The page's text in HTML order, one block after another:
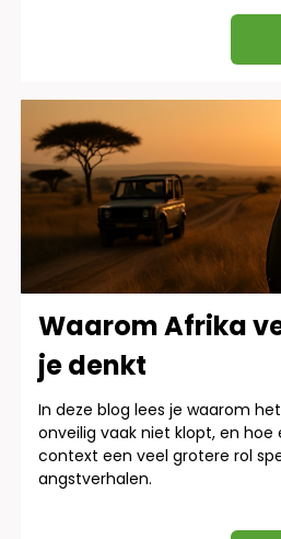
Waarom Afrika
je denkt
In deze blog lees je waarom
onveilig vaak niet klopt, en hoe
context een veel grotere rol
angstverhalen.